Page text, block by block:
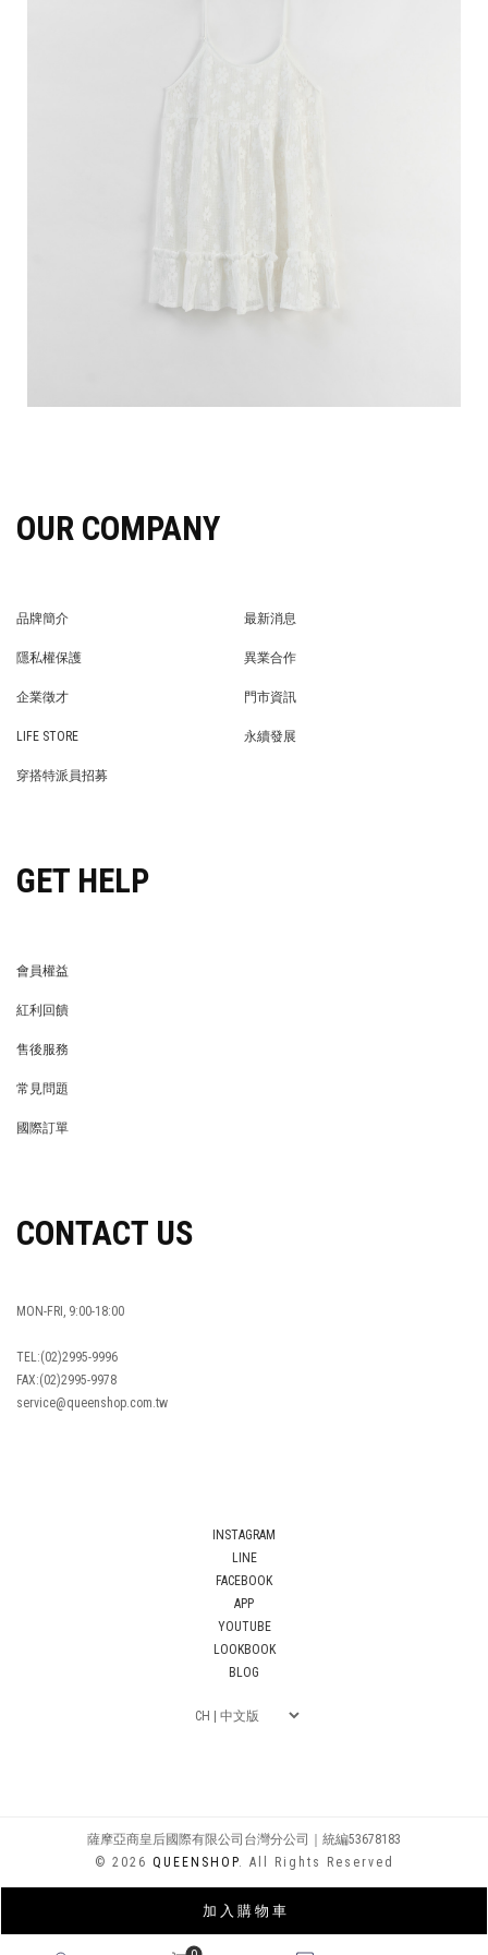
加 入 購 物 車
OUR COMPANY
品牌簡介
最新消息
隱私權保護
異業合作
企業徵才
門市資訊
LIFE STORE
永續發展
穿搭特派員招募
GET HELP
會員權益
紅利回饋
售後服務
常見問題
國際訂單
CONTACT US
MON-FRI, 9:00-18:00
TEL:(02)2995-9996
FAX:(02)2995-9978
service@queenshop.com.tw
INSTAGRAM
LINE
FACEBOOK
APP
YOUTUBE
LOOKBOOK
BLOG
薩摩亞商皇后國際有限公司台灣分公司｜統編53678183
© 2026 QUEENSHOP. All Rights Reserved